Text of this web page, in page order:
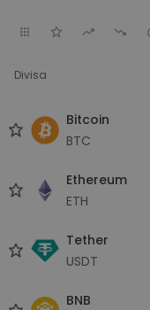
Divisa
Bitcoin
BTC
Ethereum
ETH
Tether
USDT
BNB